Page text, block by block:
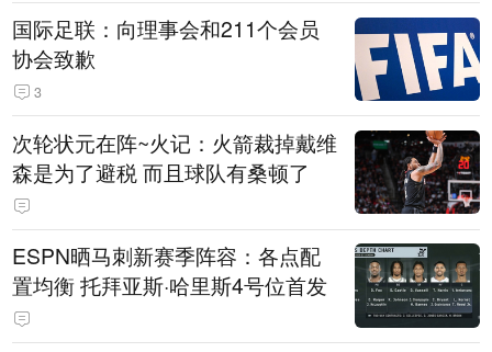
国际足联：向理事会和211个会员
协会致歉
3
次轮状元在阵~火记：火箭裁掉戴维
森是为了避税 而且球队有桑顿了
ESPN晒马刺新赛季阵容：各点配
置均衡 托拜亚斯·哈里斯4号位首发